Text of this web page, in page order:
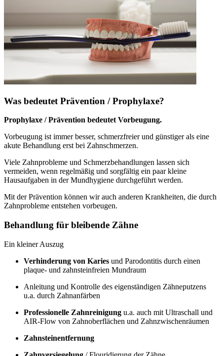
Was bedeutet Prävention / Prophylaxe?
Prophylaxe / Prävention bedeutet Vorbeugung.
Vorbeugung ist immer besser, schmerzfreier und günstiger als eine
akute Behandlung erst bei Zahnschmerzen.
Viele Zahnprobleme und Schmerzbehandlungen lassen sich
vermeiden, wenn regelmäßig und sorgfältig ein paar kleine
Hausaufgaben in der Mundhygiene durchgeführt werden.
Mit der Prävention können wir auch anderen Krankheiten, die durch
Zahnprobleme entstehen vorbeugen.
Behandlung für bleibende Zähne
Ein kleiner Auszug
Verhinderung von Karies und Parodontitis durch einen
plaque- und zahnsteinfreien Mundraum
Anleitung und Kontrolle des eigenständigen Zähneputzens
u.a. durch Zahnanfärben
Professionelle Zahnreinigung u.a. auch mit Ultraschall und
AIR-Flow von Zahnoberflächen und Zahnzwischenräumen
Zahnsteinentfernung